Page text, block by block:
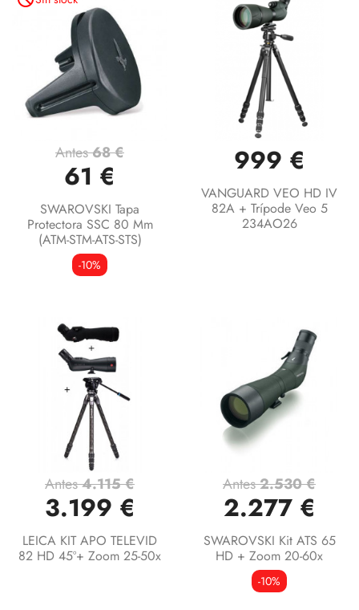
Antes68 €
61 €
SWAROVSKI Tapa
Protectora SSC 80 Mm
(ATM-STM-ATS-STS)
-10%
999 €
VANGUARD VEO HD IV
82A + Trípode Veo 5
234AO26
Antes4.115 €
3.199 €
LEICA KIT APO TELEVID
82 HD 45º+ Zoom 25-50x
Antes2.530 €
2.277 €
SWAROVSKI Kit ATS 65
HD + Zoom 20-60x
-10%